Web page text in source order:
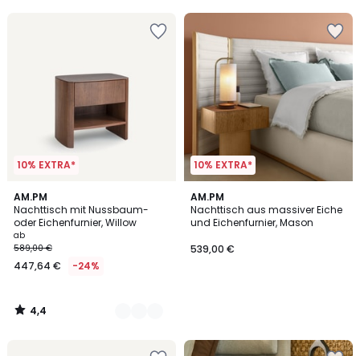
10% EXTRA*
AM.PM
Nachttisch mit Nussbaum-
oder Eichenfurnier, Willow
ab
589,00 €
447,64 € -24%
4,4
/ 5
2
Farben
4,4
/
10% EXTRA*
AM.PM
Nachttisch aus massiver Eiche
und Eichenfurnier, Mason
539,00 €